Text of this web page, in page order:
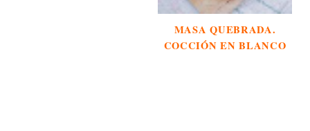
MASA QUEBRADA.
COCCIÓN EN BLANCO